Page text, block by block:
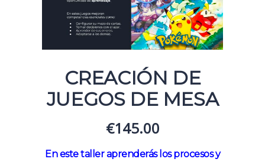
CREACIÓN DE
JUEGOS DE MESA
€145.00
En este taller aprenderás los procesos y